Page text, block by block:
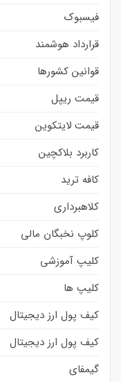
فیسبوک
قرارداد هوشمند
قوانین کشورها
قیمت ریپل
قیمت لایتکوین
کاربرد بلاکچین
کافه ترید
کلاهبرداری
کلوپ نخبگان مالی
کلیپ آموزشی
کلیپ ها
کیف پول ارز دیجیتال
کیف پول ارز دیجیتال
گیمفای